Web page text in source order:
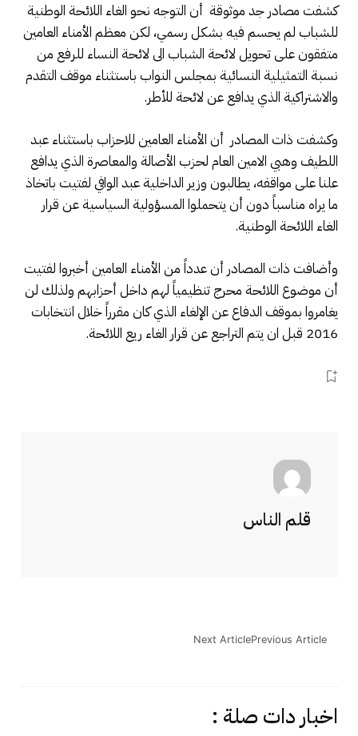
كشفت مصادر جد موثوقة أن التوجه نحو الغاء اللائحة الوطنية
للشباب لم يحسم فيه بشكل رسمي، لكن معظم الأمناء العامين
متفقون على تحويل لائحة الشباب الى لائحة النساء للرفع من
نسبة التمثيلية النسائية بمجلس النواب باستثناء موقف التقدم
والاشتراكية الذي يدافع عن لائحة للأطر.
وكشفت ذات المصادر أن الأمناء العامين للاحزاب باستثناء عبد
اللطيف وهبي الامين العام لحزب الأصالة والمعاصرة الذي يدافع
علنا على مواقفه، يطالبون وزير الداخلية عبد الوافي لفتيت باتخاذ
ما يراه مناسباً دون أن يتحملوا المسؤولية السياسية عن قرار
الغاء اللائحة الوطنية.
وأضافت ذات المصادر أن عدداً من الأمناء العامين أخبروا لفتيت
أن موضوع اللائحة محرج تنظيمياً لهم داخل أحزابهم ولذلك لن
يغامروا بموقف الدفاع عن الإلغاء الذي كان مقرراً خلال انتخابات
2016 قبل ان يتم التراجع عن قرار الغاء ريع اللائحة.
قلم الناس
Previous Article
Next Article
اخبار دات صلة :